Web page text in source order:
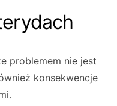
problemem nie jest
konsekwencje